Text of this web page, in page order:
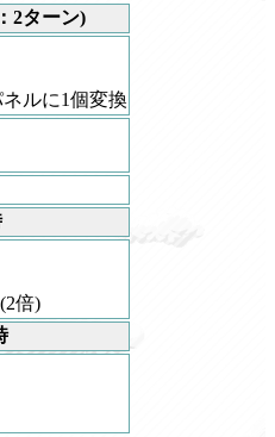
2ターン)
ルに1個変換
倍)